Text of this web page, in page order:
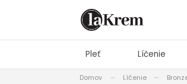
Pleť Líčenie
Domov Líčenie